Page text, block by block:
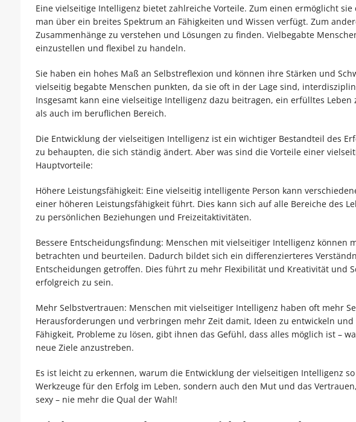
Eine vielseitige Intelligenz bietet zahlreiche Vorteile. Zum einen ermöglicht
man über ein breites Spektrum an Fähigkeiten und Wissen verfügt. Zum
Zusammenhänge zu verstehen und Lösungen zu finden. Vielbegabte
einzustellen und flexibel zu handeln.
Sie haben ein hohes Maß an Selbstreflexion und können ihre Stärken und
vielseitig begabte Menschen punkten, da sie oft in der Lage sind,
Insgesamt kann eine vielseitige Intelligenz dazu beitragen, ein erfülltes
als auch im beruflichen Bereich.
Die Entwicklung der vielseitigen Intelligenz ist ein wichtiger Bestandteil des
zu behaupten, die sich ständig ändert. Aber was sind die Vorteile einer
Hauptvorteile:
Höhere Leistungsfähigkeit: Eine vielseitig intelligente Person kann
einer höheren Leistungsfähigkeit führt. Dies kann sich auf alle Bereiche des
zu persönlichen Beziehungen und Freizeitaktivitäten.
Bessere Entscheidungsfindung: Menschen mit vielseitiger Intelligenz können
betrachten und beurteilen. Dadurch bildet sich ein differenzierteres
Entscheidungen getroffen. Dies führt zu mehr Flexibilität und Kreativität und
erfolgreich zu sein.
Mehr Selbstvertrauen: Menschen mit vielseitiger Intelligenz haben oft mehr
Herausforderungen und verbringen mehr Zeit damit, Ideen zu entwickeln
Fähigkeit, Probleme zu lösen, gibt ihnen das Gefühl, dass alles möglich ist –
neue Ziele anzustreben.
Es ist leicht zu erkennen, warum die Entwicklung der vielseitigen Intelligenz
Werkzeuge für den Erfolg im Leben, sondern auch den Mut und das
sexy – nie mehr die Qual der Wahl!